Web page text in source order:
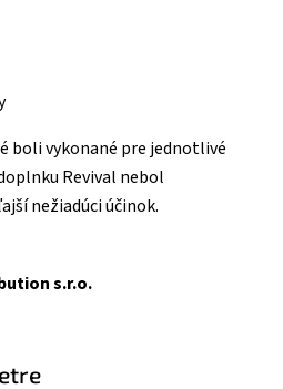
boli vykonané pre jednotlivé
Revival nebol
nežiadúci účinok.
s.r.o.